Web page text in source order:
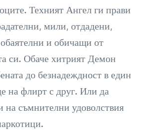
Техният Ангел ги прави
мили, отдадени,
и обичащи от
си. Обаче хитрият Демон
до безнадеждност в един
на флирт с друг. Или да
на съмнителни удоволствия